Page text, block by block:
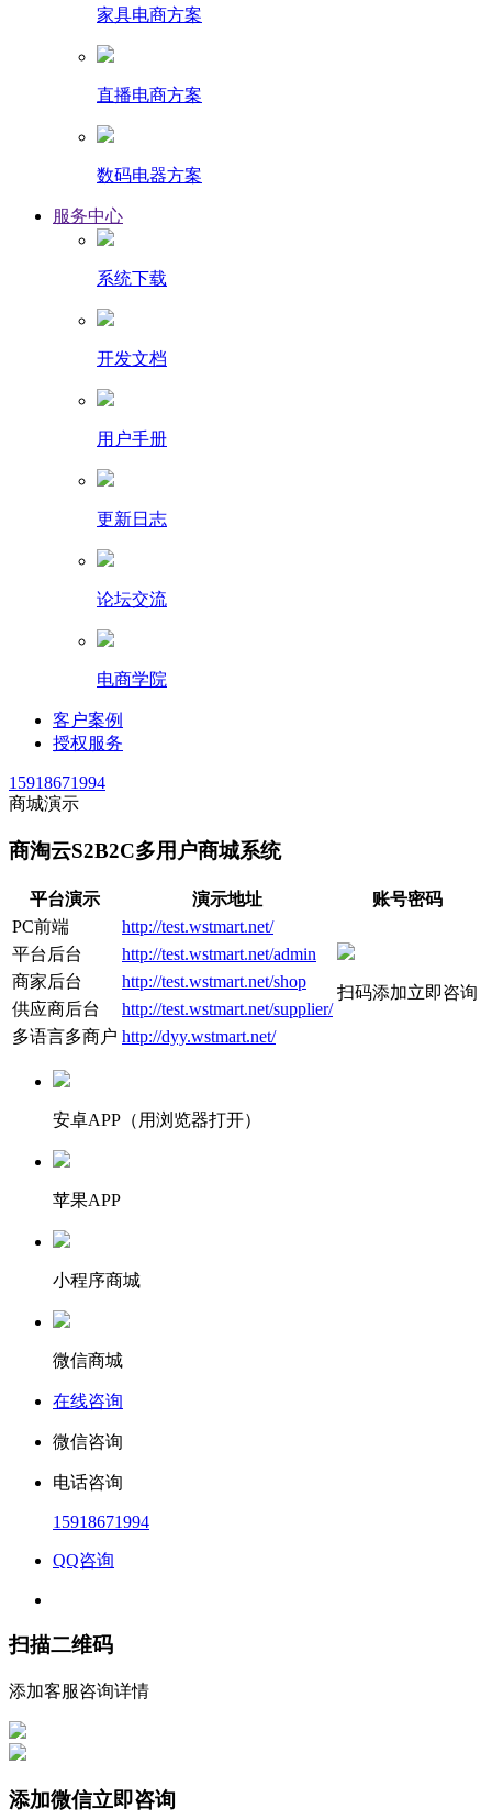
家具电商方案
直播电商方案
数码电器方案
服务中心
系统下载
开发文档
用户手册
更新日志
论坛交流
电商学院
客户案例
授权服务
15918671994
商城演示
商淘云S2B2C多用户商城系统
平台演示 演示地址
账号密码
PC前端
http://test.wstmart.net/
扫码添加立即咨询
平台后台
http://test.wstmart.net/admin
商家后台
http://test.wstmart.net/shop
供应商后台
http://test.wstmart.net/supplier/
多语言多商户 http://dyy.wstmart.net/
安卓APP（用浏览器打开）
苹果APP
小程序商城
微信商城
在线咨询
微信咨询
电话咨询
15918671994
QQ咨询
扫描二维码
添加客服咨询详情
添加微信立即咨询